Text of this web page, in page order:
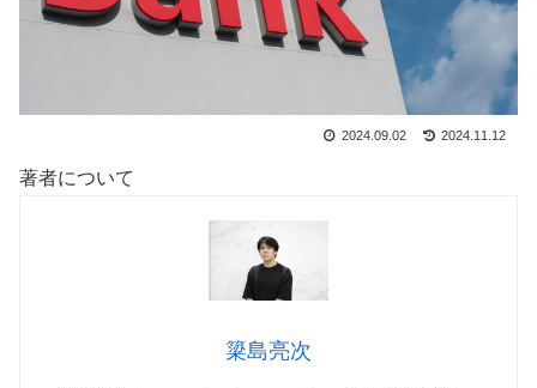
2024.09.02 2024.11.12
著者について
簗島亮次